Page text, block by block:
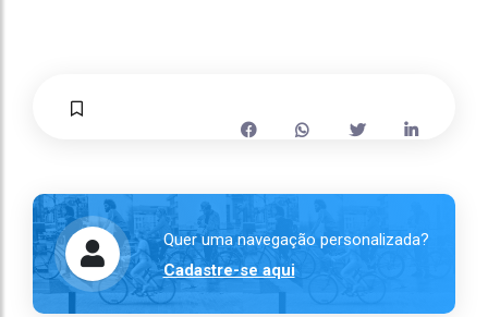
Quer uma navegação personalizada?
Cadastre-se aqui